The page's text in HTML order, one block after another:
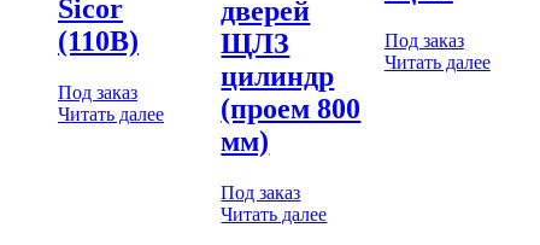
Sicor
(110В)
Под заказ
Читать далее
дверей
ЩЛЗ
цилиндр
(проем 800
мм)
Под заказ
Читать далее
Под заказ
Читать далее